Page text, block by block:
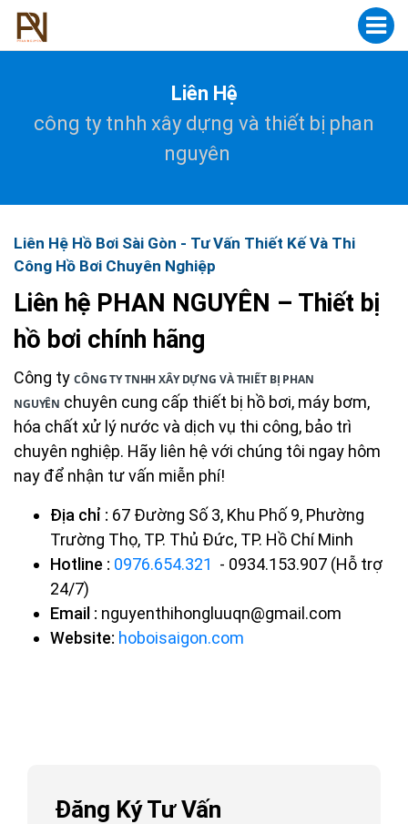
Liên Hệ
công ty tnhh xây dựng và thiết bị phan
nguyên
Liên Hệ Hồ Bơi Sài Gòn - Tư Vấn Thiết Kế Và Thi
Công Hồ Bơi Chuyên Nghiệp
Liên hệ PHAN NGUYÊN – Thiết bị
hồ bơi chính hãng
Công ty CÔNG TY TNHH XÂY DỰNG VÀ THIẾT BỊ PHAN
NGUYÊN chuyên cung cấp thiết bị hồ bơi, máy bơm,
hóa chất xử lý nước và dịch vụ thi công, bảo trì
chuyên nghiệp. Hãy liên hệ với chúng tôi ngay hôm
nay để nhận tư vấn miễn phí!
Địa chỉ : 67 Đường Số 3, Khu Phố 9, Phường
Trường Thọ, TP. Thủ Đức, TP. Hồ Chí Minh
Hotline : 0976.654.321 - 0934.153.907 (Hỗ trợ
24/7)
Email : nguyenthihongluuqn@gmail.com
Website: hoboisaigon.com
Đăng Ký Tư Vấn